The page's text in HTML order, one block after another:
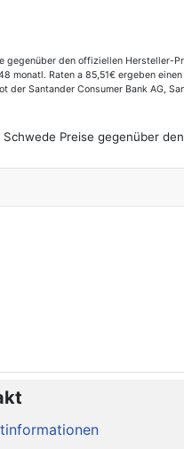
den offiziellen Hersteller-
Raten a 85,51€ ergeben
Santander Consumer Bank AG,
Preise gegenüber